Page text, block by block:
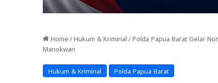
Home / Hukum & Kriminal / Polda Papua Barat Gelar
Manokwari
Hukum & Kriminal Polda Papua Barat